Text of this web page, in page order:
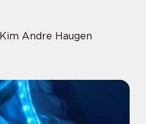
Kim Andre Haugen